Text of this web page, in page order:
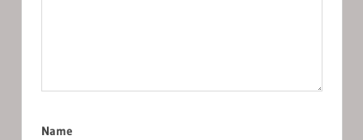
Name